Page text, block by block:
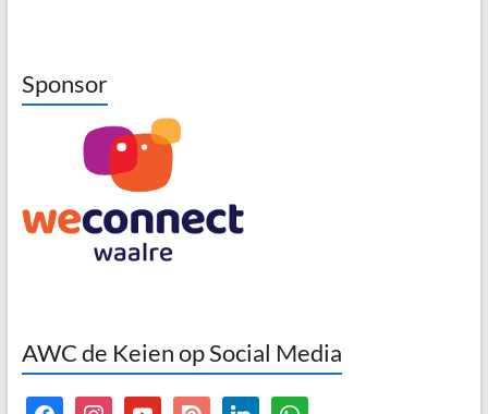
Sponsor
AWC de Keien op Social Media
facebookinstagramyoutubeissuu linkedinwhatsapp